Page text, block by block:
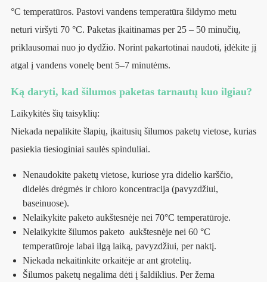
°C temperatūros. Pastovi vandens temperatūra šildymo metu
neturi viršyti 70 °C. Paketas įkaitinamas per 25 – 50 minučių,
priklausomai nuo jo dydžio. Norint pakartotinai naudoti, įdėkite jį
atgal į vandens vonelę bent 5–7 minutėms.
Ką daryti, kad šilumos paketas tarnautų kuo ilgiau?
Laikykitės šių taisyklių:
Niekada nepalikite šlapių, įkaitusių šilumos paketų vietose, kurias
pasiekia tiesioginiai saulės spinduliai.
Nenaudokite paketų vietose, kuriose yra didelio karščio,
didelės drėgmės ir chloro koncentracija (pavyzdžiui,
baseinuose).
Nelaikykite paketo aukštesnėje nei 70°C temperatūroje.
Nelaikykite šilumos paketo aukštesnėje nei 60 °C
temperatūroje labai ilgą laiką, pavyzdžiui, per naktį.
Niekada nekaitinkite orkaitėje ar ant grotelių.
Šilumos paketų negalima dėti į šaldiklius. Per žema